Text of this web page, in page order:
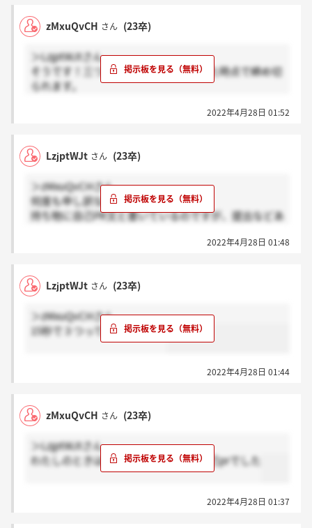
zMxuQvCH さん (23卒)
＞LzjptWJtさん
そうです！三つを端的に言い、15秒来た時点で締め切
られます。
2022年4月28日 01:52
LzjptWJt さん (23卒)
＞zMxuQvCHさん
何度も申し訳ないです。
持ち物に自己PR文と書いているのですが、提出などあ
2022年4月28日 01:48
LzjptWJt さん (23卒)
＞zMxuQvCHさん
15秒で３つってことですか？
2022年4月28日 01:44
zMxuQvCH さん (23卒)
＞LzjptWJtさん
わたしのときは15秒で大学 名前 自己prでした
2022年4月28日 01:37